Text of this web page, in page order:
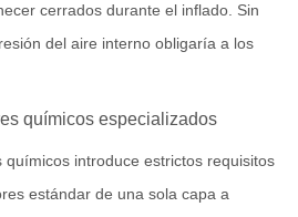
cerrados durante el inflado. Sin
del aire interno obligaría a los
químicos especializados
químicos introduce estrictos requisitos
estándar de una sola capa a